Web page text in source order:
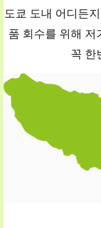
도쿄 도내 어디든
품 회수를 위해 저
꼭 한